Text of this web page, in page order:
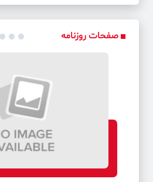
کد خبر: 12297
تیراندازی در شرق تهران درپی اختلاف
سقوط بالگرد گردشگران مکزیکی در نپال
صفحات روزنامه